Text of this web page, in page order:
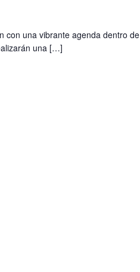
con una vibrante agenda dentro de
una […]